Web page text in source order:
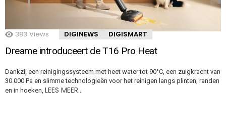
383 Views DIGINEWS DIGISMART
Dreame introduceert de T16 Pro Heat
Dankzij een reinigingssysteem met heet water tot 90°C, een zuigkracht van
30.000 Pa en slimme technologieën voor het reinigen langs plinten, randen
en in hoeken, LEES MEER…